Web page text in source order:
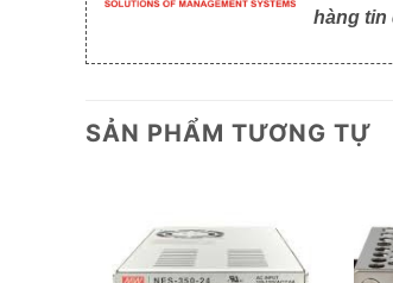
hàng tin
SẢN PHẨM TƯƠNG TỰ